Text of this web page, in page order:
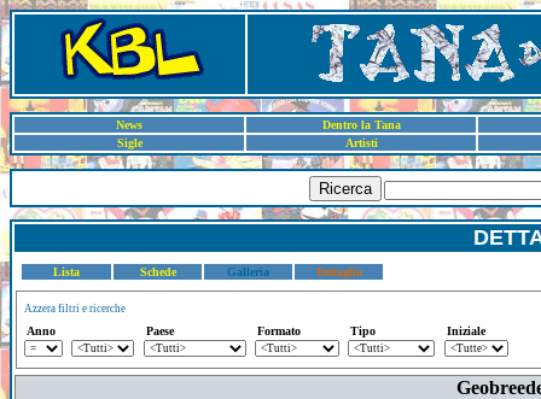
News
Dentro la Tana
Sigle
Artisti
Ricerca
Lista Schede Galleria Dettaglio
Azzera filtri e ricerche
Anno Paese Formato Tipo Iniziale